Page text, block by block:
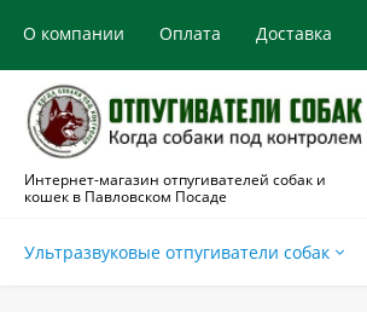
О компании Оплата Доставка
Интернет-магазин отпугивателей собак и
кошек в Павловском Посаде
Ультразвуковые отпугиватели собак